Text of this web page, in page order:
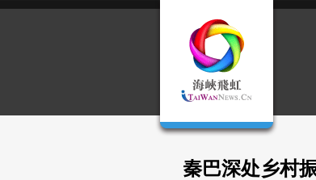
秦巴深处乡村